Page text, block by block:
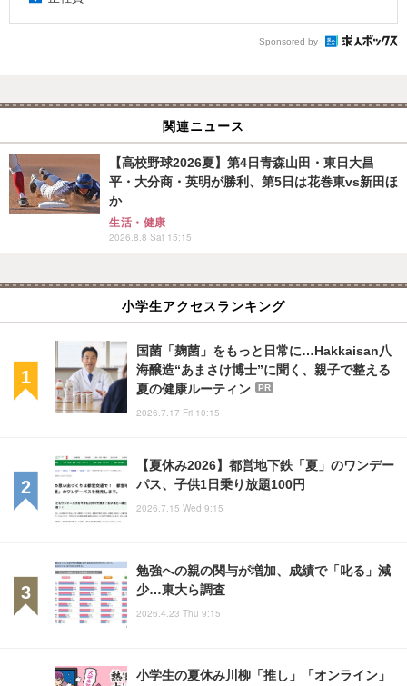
Sponsored by
関連ニュース
【高校野球2026夏】第4日青森山田・東日大昌
平・大分商・英明が勝利、第5日は花巻東vs新田ほ
か
生活・健康
2026.8.8 Sat 15:15
小学生アクセスランキング
国菌「麹菌」をもっと日常に…Hakkaisan八
海醸造“あまさけ博士”に聞く、親子で整える
夏の健康ルーティン
PR
2026.7.17 Fri 10:15
【夏休み2026】都営地下鉄「夏」のワンデー
パス、子供1日乗り放題100円
2026.7.15 Wed 9:15
勉強への親の関与が増加、成績で「叱る」減
少…東大ら調査
2026.4.23 Thu 9:15
小学生の夏休み川柳「推し」「オンライン」